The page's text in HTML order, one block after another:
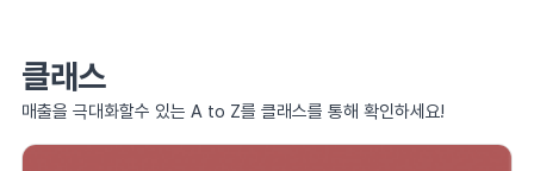
클래스
매출을 극대화할수 있는 A to Z를 클래스를 통해 확인하세요!